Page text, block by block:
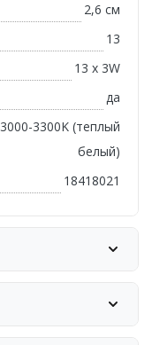
2,6 см
13
13 х 3W
да
3000-3300K (теплый
белый)
18418021